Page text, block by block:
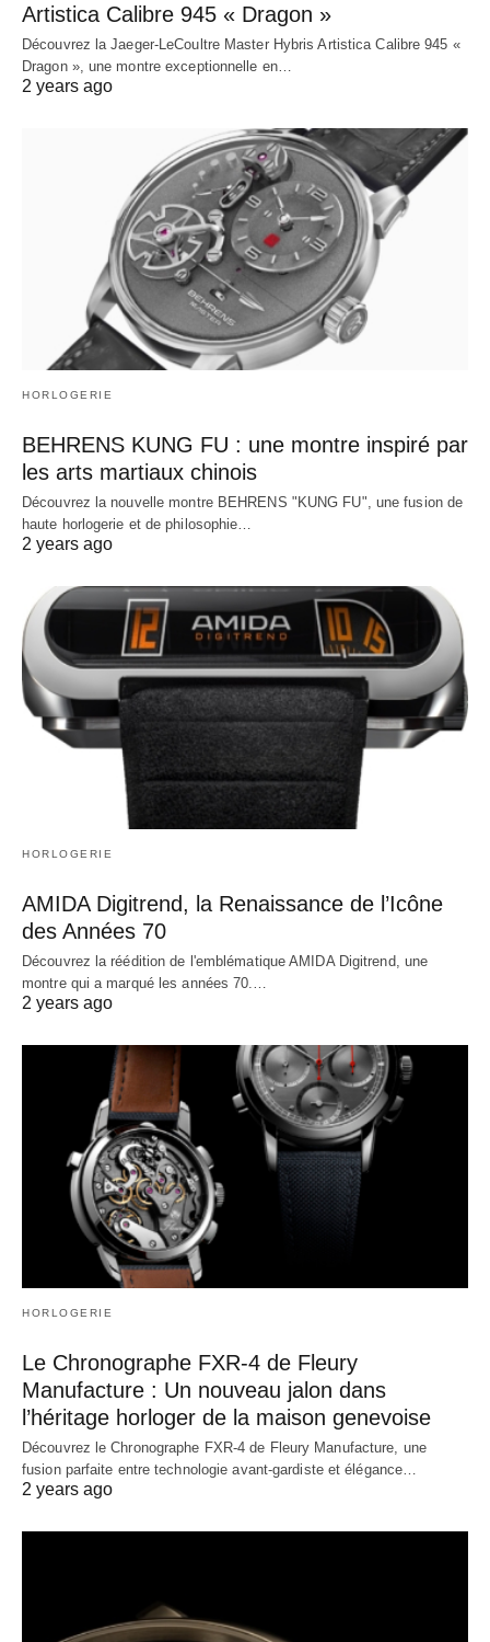
Artistica Calibre 945 « Dragon »
Découvrez la Jaeger-LeCoultre Master Hybris Artistica Calibre 945 «
Dragon », une montre exceptionnelle en…
2 years ago
HORLOGERIE
BEHRENS KUNG FU : une montre inspiré par
les arts martiaux chinois
Découvrez la nouvelle montre BEHRENS "KUNG FU", une fusion de
haute horlogerie et de philosophie…
2 years ago
HORLOGERIE
AMIDA Digitrend, la Renaissance de l’Icône
des Années 70
Découvrez la réédition de l'emblématique AMIDA Digitrend, une
montre qui a marqué les années 70.…
2 years ago
HORLOGERIE
Le Chronographe FXR-4 de Fleury
Manufacture : Un nouveau jalon dans
l’héritage horloger de la maison genevoise
Découvrez le Chronographe FXR-4 de Fleury Manufacture, une
fusion parfaite entre technologie avant-gardiste et élégance…
2 years ago